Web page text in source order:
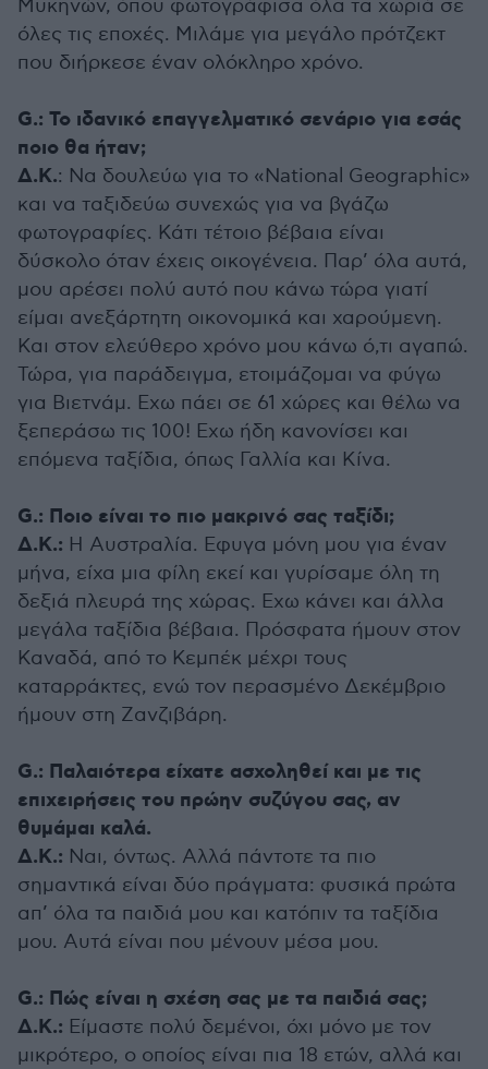
Μυκηνών, όπου φωτογράφισα όλα τα χωριά σε
όλες τις εποχές. Μιλάμε για μεγάλο πρότζεκτ
που διήρκεσε έναν ολόκληρο χρόνο.
G.: Το ιδανικό επαγγελματικό σενάριο για εσάς
ποιο θα ήταν;
Δ.Κ.: Να δουλεύω για το «National Geographic»
και να ταξιδεύω συνεχώς για να βγάζω
φωτογραφίες. Κάτι τέτοιο βέβαια είναι
δύσκολο όταν έχεις οικογένεια. Παρ’ όλα αυτά,
μου αρέσει πολύ αυτό που κάνω τώρα γιατί
είμαι ανεξάρτητη οικονομικά και χαρούμενη.
Και στον ελεύθερο χρόνο μου κάνω ό,τι αγαπώ.
Τώρα, για παράδειγμα, ετοιμάζομαι να φύγω
για Βιετνάμ. Εχω πάει σε 61 χώρες και θέλω να
ξεπεράσω τις 100! Εχω ήδη κανονίσει και
επόμενα ταξίδια, όπως Γαλλία και Κίνα.
G.: Ποιο είναι το πιο μακρινό σας ταξίδι;
Δ.Κ.: Η Αυστραλία. Εφυγα μόνη μου για έναν
μήνα, είχα μια φίλη εκεί και γυρίσαμε όλη τη
δεξιά πλευρά της χώρας. Εχω κάνει και άλλα
μεγάλα ταξίδια βέβαια. Πρόσφατα ήμουν στον
Καναδά, από το Κεμπέκ μέχρι τους
καταρράκτες, ενώ τον περασμένο Δεκέμβριο
ήμουν στη Ζανζιβάρη.
G.: Παλαιότερα είχατε ασχοληθεί και με τις
επιχειρήσεις του πρώην συζύγου σας, αν
θυμάμαι καλά.
Δ.Κ.: Ναι, όντως. Αλλά πάντοτε τα πιο
σημαντικά είναι δύο πράγματα: φυσικά πρώτα
απ’ όλα τα παιδιά μου και κατόπιν τα ταξίδια
μου. Αυτά είναι που μένουν μέσα μου.
G.: Πώς είναι η σχέση σας με τα παιδιά σας;
Δ.Κ.: Είμαστε πολύ δεμένοι, όχι μόνο με τον
μικρότερο, ο οποίος είναι πια 18 ετών, αλλά και